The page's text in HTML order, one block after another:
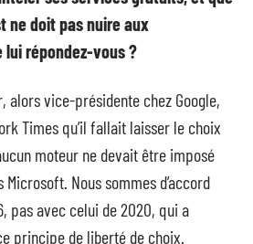
ne doit pas nuire aux
lui répondez-vous ?
alors vice-présidente chez Google,
Times qu’il fallait laisser le choix
moteur ne devait être imposé
Nous sommes d’accord
pas avec celui de 2020, qui a
principe de liberté de choix.